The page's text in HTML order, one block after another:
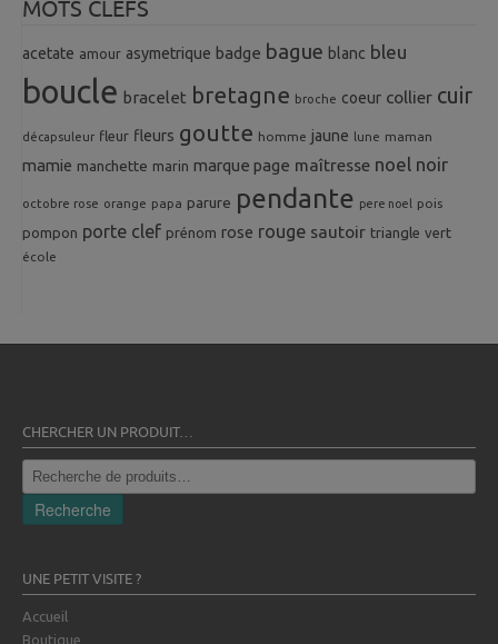
MOTS CLEFS
acetate amour asymetrique badge bague blanc bleu
boucle bracelet bretagne broche coeur collier cuir
décapsuleur fleur fleurs goutte homme jaune lune maman
mamie manchette marin marque page maîtresse noel noir
octobre rose orange papa parure pendante pere noel pois
pompon porte clef prénom rose rouge sautoir triangle vert
école
CHERCHER UN PRODUIT…
Recherche
pour :
Recherche
UNE PETIT VISITE ?
Accueil
Boutique